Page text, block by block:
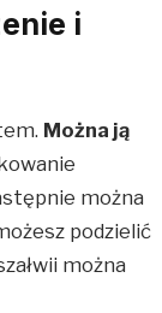
i
Można ją
można
podzielić
można